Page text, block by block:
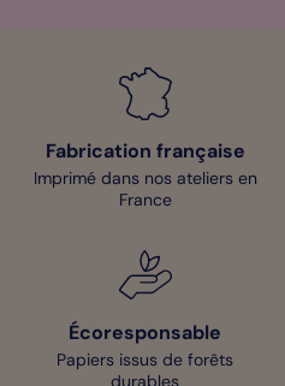
Fabrication française
Imprimé dans nos ateliers en
France
Écoresponsable
Papiers issus de forêts
durables